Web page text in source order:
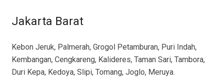
Jakarta Barat
Kebon Jeruk, Palmerah, Grogol Petamburan, Puri Indah,
Kembangan, Cengkareng, Kalideres, Taman Sari, Tambora,
Duri Kepa, Kedoya, Slipi, Tomang, Joglo, Meruya.